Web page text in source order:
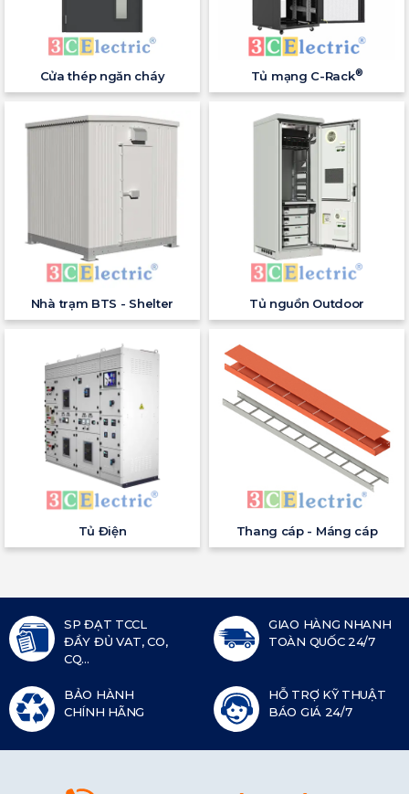
Cửa thép ngăn cháy Tủ mạng C-Rack®
Nhà trạm BTS - Shelter Tủ nguồn Outdoor
Tủ Điện Thang cáp - Máng cáp
SP ĐẠT TCCL
ĐẦY ĐỦ VAT, CO,
CQ...
GIAO HÀNG NHANH
TOÀN QUỐC 24/7
BẢO HÀNH
CHÍNH HÃNG
HỖ TRỢ KỸ THUẬT
BÁO GIÁ 24/7